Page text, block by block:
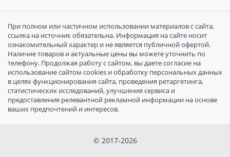
При полном или частичном использовании материалов с сайта,
ссылка на источник обязательна. Информация на сайте носит
ознакомительный характер и не является публичной офертой.
Наличие товаров и актуальные цены вы можете уточнить по
телефону. Продолжая работу с сайтом, вы даете согласие на
использование сайтом cookies и обработку персональных данных
в целях функционирования сайта, проведения ретаргетинга,
статистических исследований, улучшения сервиса и
предоставления релевантной рекламной информации на основе
ваших предпочтений и интересов.
© 2017-2026